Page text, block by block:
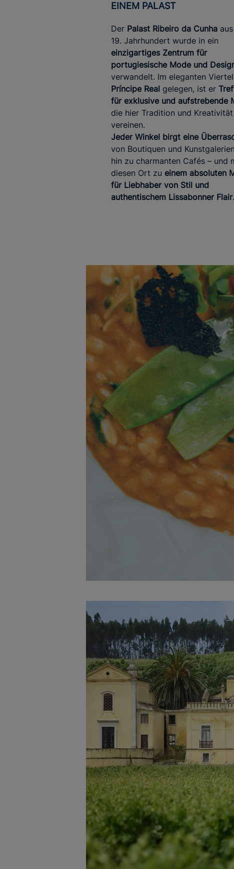
EINEM PALAST
Der Palast Ribeiro da Cunha
19. Jahrhundert wurde in ein
einzigartiges Zentrum für
portugiesische Mode und
verwandelt. Im eleganten Viertel
Príncipe Real gelegen, ist er
für exklusive und aufstrebende
die hier Tradition und Kreativität
vereinen.
Jeder Winkel birgt eine
von Boutiquen und
hin zu charmanten Cafés – und
diesen Ort zu einem absoluten
für Liebhaber von Stil und
authentischem Lissabonner Flair.